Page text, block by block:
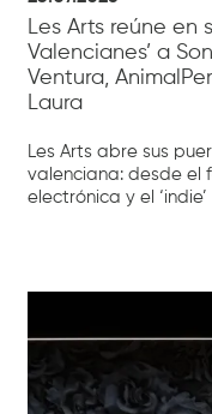
Les Arts reúne en
Valencianes’ a
Ventura,
Laura
Les Arts abre sus
valenciana: desde el
electrónica y el